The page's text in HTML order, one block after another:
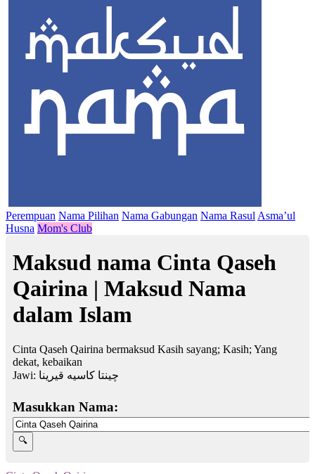
Perempuan Nama Pilihan Nama Gabungan Nama Rasul Asma’ul
Husna Mom's Club
Maksud nama Cinta Qaseh
Qairina | Maksud Nama
dalam Islam
Cinta Qaseh Qairina bermaksud Kasih sayang; Kasih; Yang
dekat, kebaikan
Jawi: چينتا كاسيه قيرينا
Masukkan Nama: